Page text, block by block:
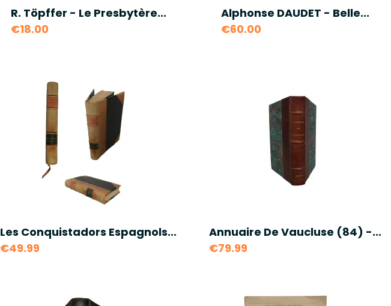
R. Töpffer - Le Presbytère...
€18.00
Alphonse DAUDET - Belle...
€60.00
Les Conquistadors Espagnols...
€49.99
Annuaire De Vaucluse (84) -...
€79.99